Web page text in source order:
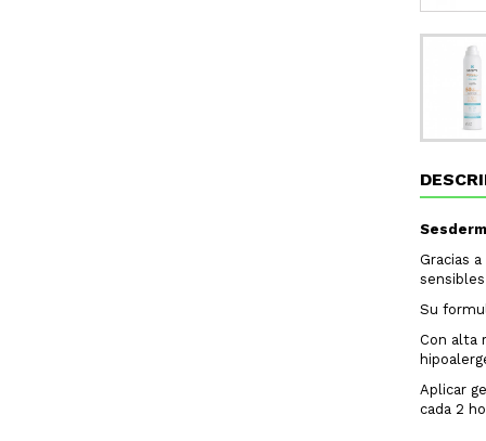
Gracias
Su
Con alta
Aplicar
cada 2